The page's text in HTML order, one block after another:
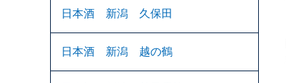
日本酒 新潟 久保田
日本酒 新潟 越の鶴